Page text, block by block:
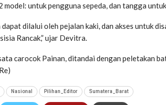
untuk pengguna sepeda, dan tangga
dapat dilalui oleh pejalan kaki, dan akses untuk
Rancak,” ujar Devitra.
carocok Painan, ditandai dengan peletakan
Nasional Pilihan_Editor Sumatera_Barat